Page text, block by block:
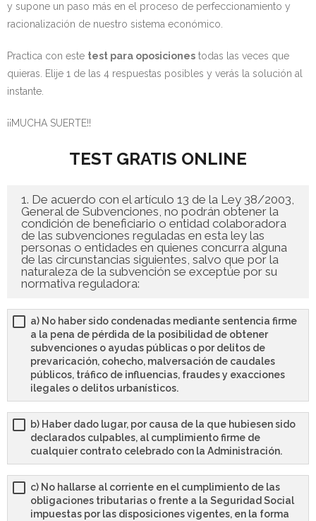
- Andalucía
- - TEST de Auxiliar Administrativo SAS 2026
- - OPOSICIÓN Auxiliar Administrativo de la Junta de
Andalucía - 2024
- - OPOSICIÓN Administrativo de la Junta de Andalucía –
2024
- Aragón
- - TEST de Auxiliar Administrativo DGA Aragón 2026
- - TEST de Administrativo DGA Aragón 2026
- - OPOSICIÓN Auxiliar Administrativo Universidad
Zaragoza Unizar - 2025
- Castilla-La Mancha
- - OPOSICIÓN Auxiliar Administrativo SESCAM – Libre –
2025
y supone un paso más en el proceso de perfeccionamiento y
racionalización de nuestro sistema económico.
Practica con este test para oposiciones todas las veces que
quieras. Elije 1 de las 4 respuestas posibles y verás la solución al
instante.
¡¡MUCHA SUERTE!!
TEST GRATIS ONLINE
1. De acuerdo con el artículo 13 de la Ley 38/2003,
General de Subvenciones, no podrán obtener la
condición de beneficiario o entidad colaboradora
de las subvenciones reguladas en esta ley las
personas o entidades en quienes concurra alguna
de las circunstancias siguientes, salvo que por la
naturaleza de la subvención se exceptúe por su
normativa reguladora:
a) No haber sido condenadas mediante sentencia firme
a la pena de pérdida de la posibilidad de obtener
subvenciones o ayudas públicas o por delitos de
prevaricación, cohecho, malversación de caudales
públicos, tráfico de influencias, fraudes y exacciones
ilegales o delitos urbanísticos.
b) Haber dado lugar, por causa de la que hubiesen sido
declarados culpables, al cumplimiento firme de
cualquier contrato celebrado con la Administración.
c) No hallarse al corriente en el cumplimiento de las
obligaciones tributarias o frente a la Seguridad Social
impuestas por las disposiciones vigentes, en la forma